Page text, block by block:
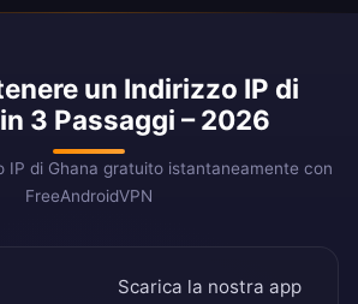
un Indirizzo IP di
3 Passaggi – 2026
IP di Ghana gratuito istantaneamente con
FreeAndroidVPN
Scarica la nostra app